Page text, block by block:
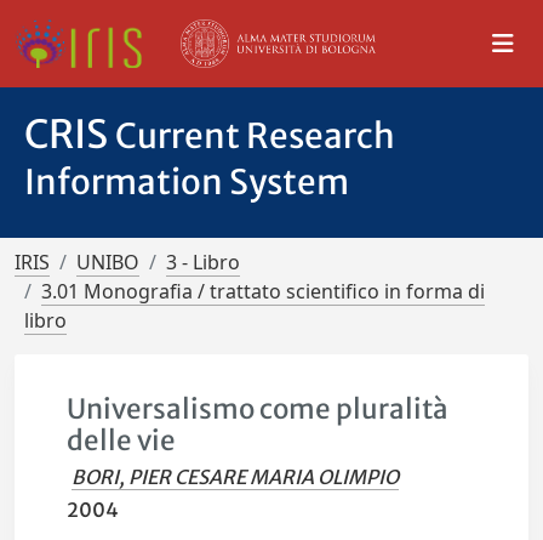
CRIS Current Research
Information System
IRIS UNIBO
3 - Libro
3.01 Monografia / trattato scientifico in forma di
libro
Universalismo come pluralità
delle vie
BORI, PIER CESARE MARIA OLIMPIO
2004